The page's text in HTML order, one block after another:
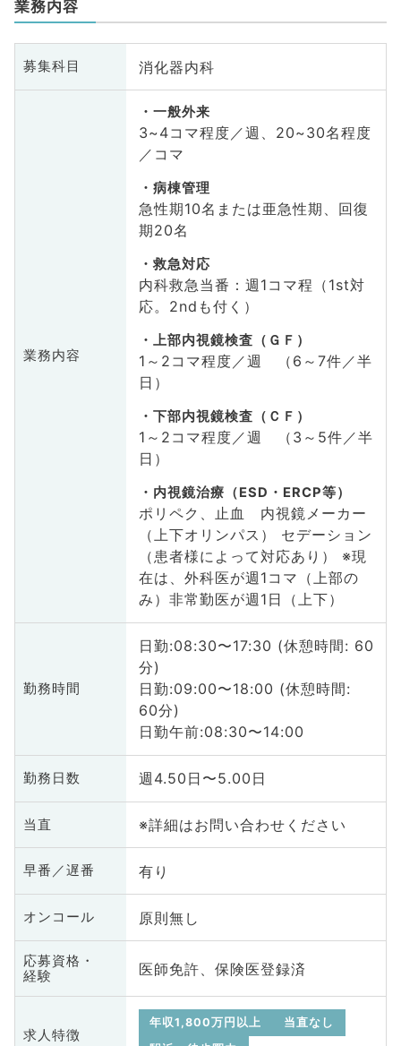
業務内容
募集科目 消化器内科
業務内容
一般外来
3~4コマ程度／週、20~30名程度
／コマ
病棟管理
急性期10名または亜急性期、回復
期20名
救急対応
内科救急当番：週1コマ程（1st対
応。2ndも付く）
上部内視鏡検査（ＧＦ）
1～2コマ程度／週 （6～7件／半
日）
下部内視鏡検査（ＣＦ）
1～2コマ程度／週 （3～5件／半
日）
内視鏡治療（ESD・ERCP等）
ポリペク、止血 内視鏡メーカー
（上下オリンパス） セデーション
（患者様によって対応あり） ※現
在は、外科医が週1コマ（上部の
み）非常勤医が週1日（上下）
勤務時間
日勤:08:30〜17:30 (休憩時間: 60
分)
日勤:09:00〜18:00 (休憩時間:
60分)
日勤午前:08:30〜14:00
勤務日数 週4.50日〜5.00日
当直 ※詳細はお問い合わせください
早番／遅番 有り
オンコール 原則無し
応募資格・
経験
医師免許、保険医登録済
求人特徴
年収1,800万円以上
当直なし